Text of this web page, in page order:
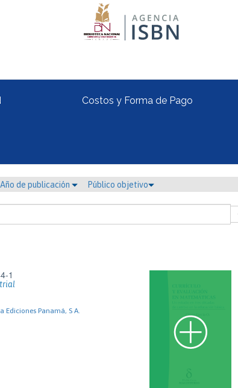
Costos y Forma de Pago
Año de publicación Público objetivo
1
Ediciones Panamá, S A.